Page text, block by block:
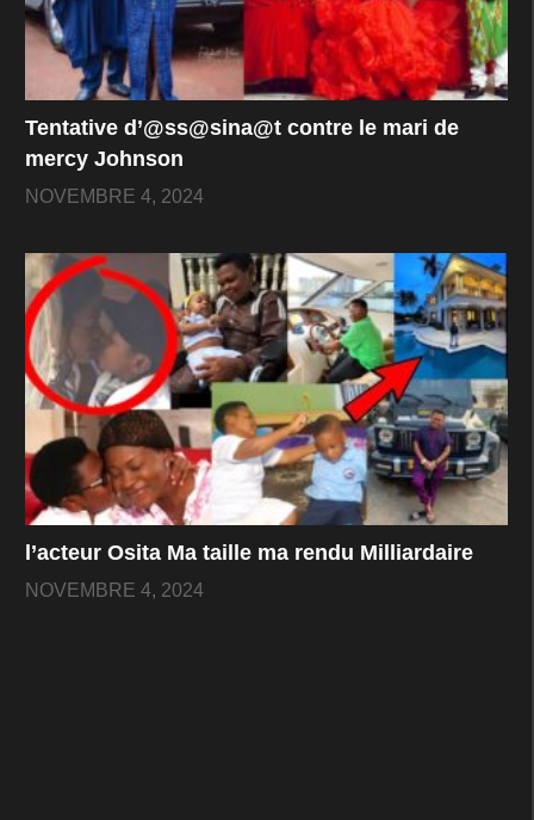
Tentative d’@ss@sina@t contre le mari de
mercy Johnson
NOVEMBRE 4, 2024
l’acteur Osita Ma taille ma rendu Milliardaire
NOVEMBRE 4, 2024